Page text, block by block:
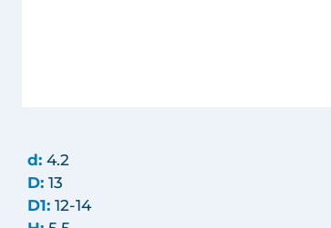
d: 4.2
D: 13
D1: 12-14